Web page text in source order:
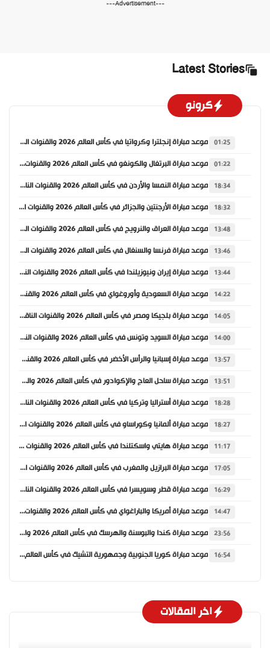
---Advertisement---
Latest Stories
كرونو
01:25 موعد مباراة إنجلترا وكرواتيا في كأس العالم 2026 والقنوات الناقلة
01:22 موعد مباراة البرتغال والكونغو في كأس العالم 2026 والقنوات الناقلة
18:34 موعد مباراة النمسا والأردن في كأس العالم 2026 والقنوات الناقلة
18:32 موعد مباراة الأرجنتين والجزائر في كأس العالم 2026 والقنوات الناقلة
13:48 موعد مباراة العراق والنرويج في كأس العالم 2026 والقنوات الناقلة
13:46 موعد مباراة فرنسا والسنغال في كأس العالم 2026 والقنوات الناقلة
13:44 موعد مباراة إيران ونيوزيلندا في كأس العالم 2026 والقنوات الناقلة
14:22 موعد مباراة السعودية وأوروغواي في كأس العالم 2026 والقنوات الناقلة
14:05 موعد مباراة بلجيكا ومصر في كأس العالم 2026 والقنوات الناقلة
14:00 موعد مباراة السويد وتونس في كأس العالم 2026 والقنوات الناقلة
13:57 موعد مباراة إسبانيا والرأس الأخضر في كأس العالم 2026 والقنوات الناقلة
13:51 موعد مباراة ساحل العاج والإكوادور في كأس العالم 2026 والقنوات الناقلة
18:28 موعد مباراة أستراليا وتركيا في كأس العالم 2026 والقنوات الناقلة
18:27 موعد مباراة ألمانيا وكوراساو في كأس العالم 2026 والقنوات الناقلة
11:17 موعد مباراة هايتي واسكتلندا في كأس العالم 2026 والقنوات الناقلة
17:05 موعد مباراة البرازيل والمغرب في كأس العالم 2026 والقنوات الناقلة
16:29 موعد مباراة قطر وسويسرا في كأس العالم 2026 والقنوات الناقلة
14:47 موعد مباراة أمريكا والباراغواي في كأس العالم 2026 والقنوات الناقلة
23:56 موعد مباراة كندا والبوسنة والهرسك في كأس العالم 2026 والقنوات الناقلة
16:54 موعد مباراة كوريا الجنوبية وجمهورية التشيك في كأس العالم 2026 والقنوات الناقلة
اخر المقالات